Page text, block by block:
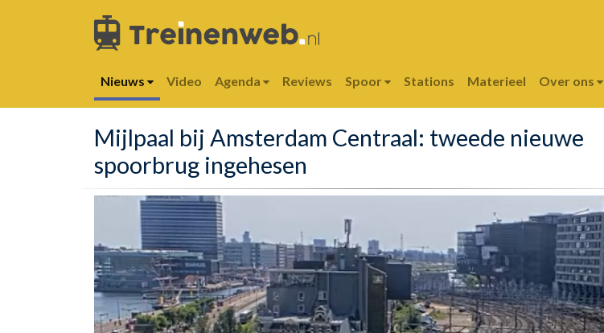
Nieuws Video Agenda Reviews Spoor Stations Materieel Over ons
Mijlpaal bij Amsterdam Centraal: tweede nieuwe
spoorbrug ingehesen